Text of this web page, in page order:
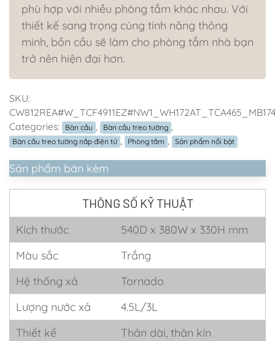
phù hợp với nhiều phòng tắm khác nhau. Với
thiết kế sang trọng cùng tính năng thông
minh, bồn cầu sẽ làm cho phòng tắm nhà bạn
trở nên hiện đại hơn.
SKU:
Categories:
Bàn cầu Bàn cầu treo tường
Bàn cầu treo tường nắp điện tử Phòng tắm Sản phẩm nổi bật
Sản phẩm bán kèm
THÔNG SỐ KỸ THUẬT
Kích thước
540D x 380W x 330H mm
Màu sắc
Trắng
Hệ thống xả
Tornado
Lượng nước xả
4.5L/3L
Thiết kế
Thân dài, thân kín